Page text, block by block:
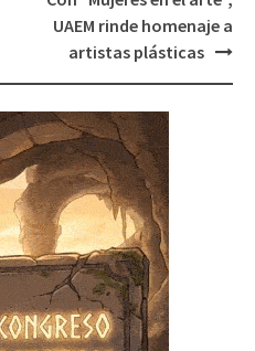
UAEM rinde homenaje a
artistas plásticas